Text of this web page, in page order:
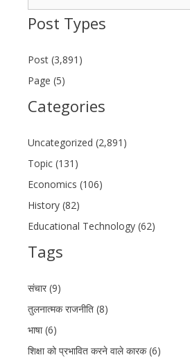
Post Types
Post (3,891)
Page (5)
Categories
Uncategorized (2,891)
Topic (131)
Economics (106)
History (82)
Educational Technology (62)
Tags
संचार (9)
तुलनात्मक राजनीति (8)
भाषा (6)
शिक्षा को प्रभावित करने वाले कारक (6)